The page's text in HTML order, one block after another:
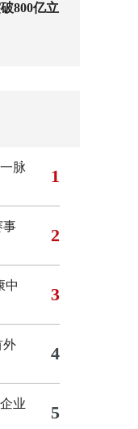
800亿立
脉
1
事
2
中
3
外
4
业
5